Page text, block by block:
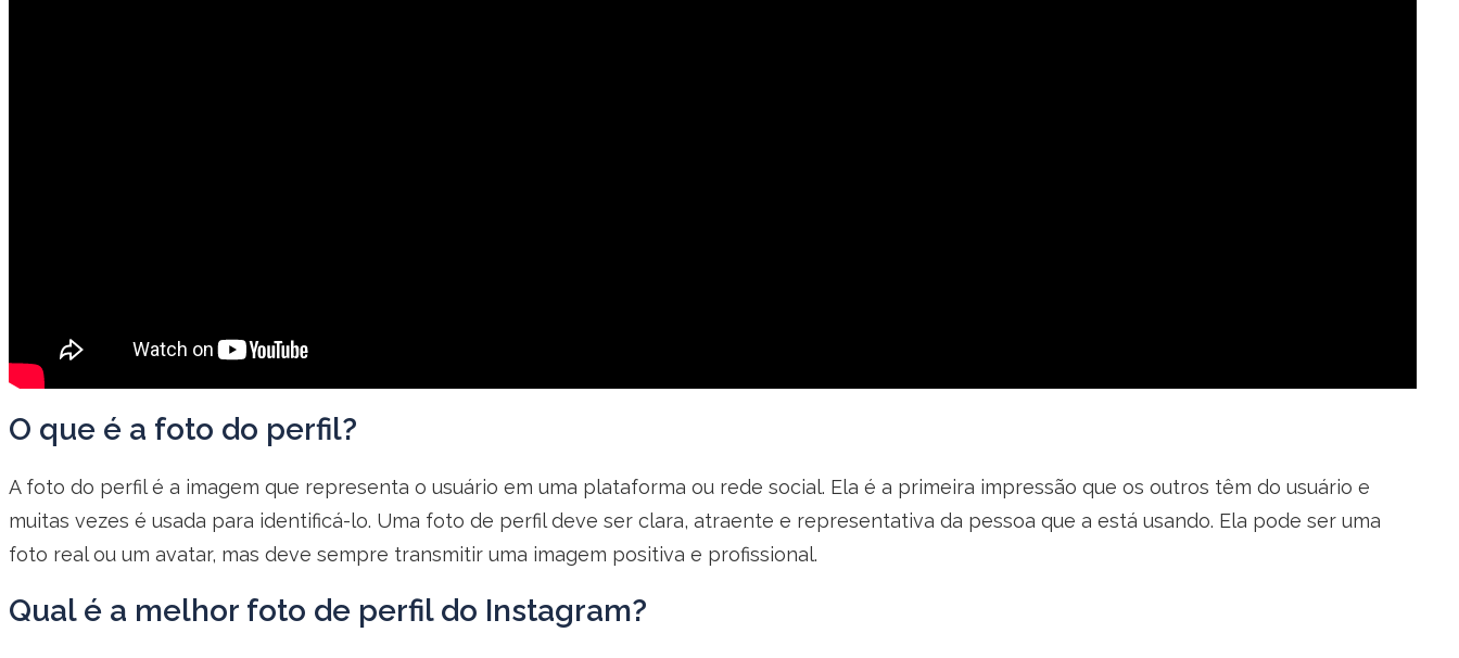
O que é a foto do perfil?
A foto do perfil é a imagem que representa o usuário em uma plataforma ou rede social. Ela é a primeira impressão que os outros têm do usuário e
muitas vezes é usada para identificá-lo. Uma foto de perfil deve ser clara, atraente e representativa da pessoa que a está usando. Ela pode ser uma
foto real ou um avatar, mas deve sempre transmitir uma imagem positiva e profissional.
Qual é a melhor foto de perfil do Instagram?